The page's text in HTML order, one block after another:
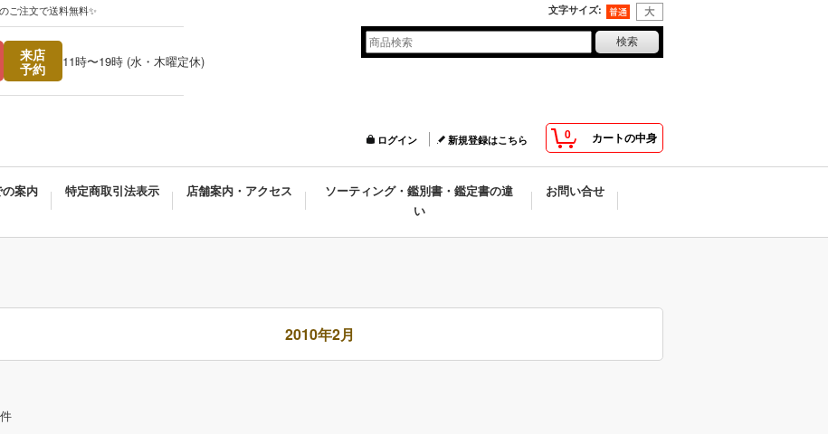
ご注文で送料無料✨ 文字サイズ:
来店
予約
11時〜19時 (水・木曜定休)
0 カートの中身
ログイン 新規登録はこちら
案内 特定商取引法表示 店舗案内・アクセス
ソーティング・鑑別書・鑑定書の違
い
お問い合せ
2010年2月
件